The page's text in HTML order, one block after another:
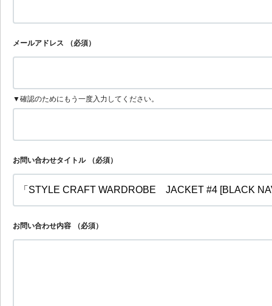
メールアドレス （必須）
▼確認のためにもう一度入力してください。
お問い合わせタイトル （必須）
お問い合わせ内容 （必須）